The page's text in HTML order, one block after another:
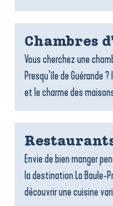
Chambres
Vous cherchez une
Presqu’île de Guérande
et le charme des
Envie de bien manger
la destination La Baule-
découvrir une cuisine